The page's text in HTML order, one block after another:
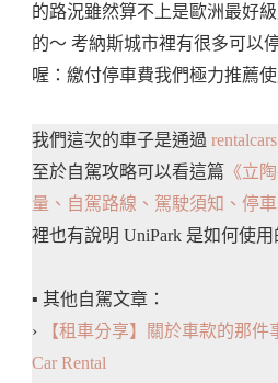
的路況雖然算不上是歐洲最好
的～ 考納斯城市裡有很多可以
喔：繳付停車費我們極力推薦
我們這次的車子是通過
至於自駕攻略可以看這篇 《立
量、自駕路線、駕駛須知、停車
裡也有說明 UniPark 是如何使用
▪️ 其他自駕文章：
›
【租車分享】關於車款的那件
Car Rental